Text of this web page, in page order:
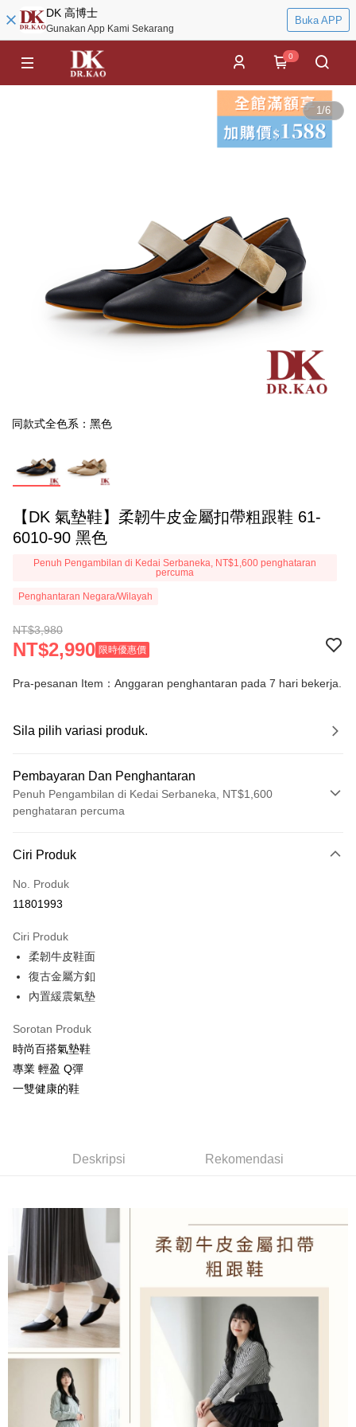
DK 高博士
Gunakan App Kami Sekarang
Buka APP
0
1/6
同款式全色系：黑色
【DK 氣墊鞋】柔韌牛皮金屬扣帶粗跟鞋 61-
6010-90 黑色
Penuh Pengambilan di Kedai Serbaneka, NT$1,600 penghataran
percuma
Penghantaran Negara/Wilayah
NT$3,980
NT$2,990 限時優惠價
Pra-pesanan Item：Anggaran penghantaran pada 7 hari bekerja.
Sila pilih variasi produk.
Pembayaran Dan Penghantaran
Penuh Pengambilan di Kedai Serbaneka, NT$1,600
penghataran percuma
Kad Kredit (Bayaran Penuh)
LINE Pay
JKOPAY
Easy Wallet
Deskripsi
[Terma Penggunaan untuk OP Pay Later]
akan mengarahkan anda secara automatik ke proses transaksi OP Pay
disahkan.
Had kredit yang diluluskan, tempoh ansuran yang tersedia, dan yuran
yang dikenakan adalah tertakluk kepada maklumat yang dinyatakan
pada halaman pengesahan transaksi seterusnya.
Jika transaksi tidak disahkan dalam masa 30 minit selepas pesanan
dibuat, atau jika permohonan gagal dalam proses semakan, pesanan
akan dibatalkan secara automatik. Jika permohonan gagal pada
peringkat "semakan manual", ini bermakna kriteria pemarkahan sistem
tidak dipenuhi; butiran penilaian khusus tidak akan didedahkan.
[Arahan Pembayaran]
Pembayaran ansuran melalui OP Pay Later akan dibilkan secara
Pemindahan ATM
付款後萊爾富取貨
NT$100/pesanan | Penghantaran percuma untuk pesanan
NT$2,000 atau lebih
付款後7-11取貨
NT$100/pesanan | Penghantaran percuma untuk pesanan
NT$2,000 atau lebih
宅配滿2000免運
NT$100/pesanan | Penghantaran percuma untuk pesanan
NT$2,000 atau lebih
Ciri Produk
No. Produk
11801993
Ciri Produk
柔韌牛皮鞋面
復古金屬方釦
內置緩震氣墊
Sorotan Produk
時尚百搭氣墊鞋
專業 輕盈 Q彈
一雙健康的鞋
Deskripsi Rekomendasi